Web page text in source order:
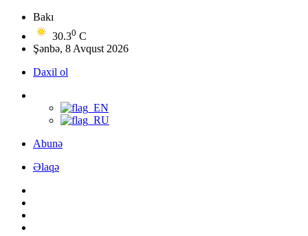
Bakı
30.30 C
Şənbə, 8 Avqust 2026
Daxil ol
Abunə
Əlaqə